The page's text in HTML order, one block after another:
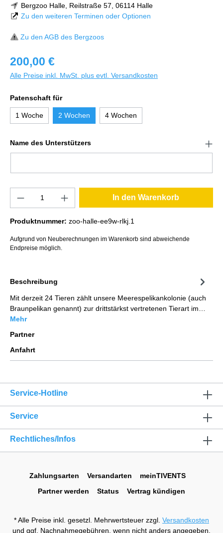
Bergzoo Halle, Reilstraße 57, 06114 Halle
Zu den weiteren Terminen oder Optionen
Zu den AGB des Bergzoos
200,00 €
Alle Preise inkl. MwSt. plus evtl. Versandkosten
Patenschaft für
1 Woche 2 Wochen 4 Wochen
Name des Unterstützers
In den Warenkorb
Produktnummer: zoo-halle-ee9w-rlkj.1
Aufgrund von Neuberechnungen im Warenkorb sind abweichende
Endpreise möglich.
Beschreibung
Mit derzeit 24 Tieren zählt unsere Meerespelikankolonie (auch
Braunpelikan genannt) zur drittstärkst vertretenen Tierart im…
Mehr
Partner
Anfahrt
Service-Hotline
Service
Rechtliches/Infos
Zahlungsarten Versandarten
meinTIVENTS
Partner werden
Status Vertrag kündigen
* Alle Preise inkl. gesetzl. Mehrwertsteuer zzgl. Versandkosten
und ggf. Nachnahmegebühren, wenn nicht anders angegeben.